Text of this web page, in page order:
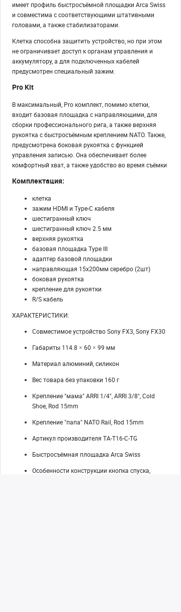
имеет профиль быстросъёмной площадки Arca Swiss
и совместима с соответствующими штативными
головами, а также стабилизаторами.
Клетка способна защитить устройство, но при этом
не ограничивает доступ к органам управления и
аккумулятору, а для подключенных кабелей
предусмотрен специальный зажим.
Pro Kit
В максимальный, Pro комплект, помимо клетки,
входит базовая площадка с направляющими, для
сборки профессионального рига, а также верхняя
рукоятка с быстросъёмным креплением NATO. Также,
предусмотрена боковая рукоятка с функцией
управления записью. Она обеспечивает более
комфортный хват, а также удобство во время съёмки
Комплектация:
клетка
зажим HDMI и Type-C кабеля
шестигранный ключ
шестигранный ключ 2.5 мм
верхняя рукоятка
базовая площадка Type III
адаптер базовой площадки
направляющая 15x200мм серебро (2шт)
боковая рукоятка
крепление для рукоятки
R/S кабель
ХАРАКТЕРИСТИКИ:
Совместимое устройство Sony FX3, Sony FX30
Габариты 114.8 × 60 × 99 мм
Материал алюминий, силикон
Вес товара без упаковки 160 г
Крепление "мама" ARRI 1/4", ARRI 3/8", Cold
Shoe, Rod 15mm
Крепление "папа" NATO Rail, Rod 15mm
Артикул производителя TA-T16-C-TG
Быстросъёмная площадка Arca Swiss
Особенности конструкции кнопка спуска,